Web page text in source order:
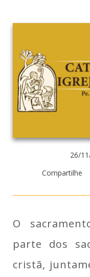
26/
Compartilhe
O
parte dos
cristã,